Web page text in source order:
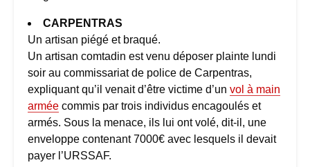
CARPENTRAS
Un artisan piégé et braqué.
Un artisan comtadin est venu déposer plainte lundi
soir au commissariat de police de Carpentras,
expliquant qu’il venait d’être victime d’un vol à main
armée commis par trois individus encagoulés et
armés. Sous la menace, ils lui ont volé, dit-il, une
enveloppe contenant 7000€ avec lesquels il devait
payer l’URSSAF.